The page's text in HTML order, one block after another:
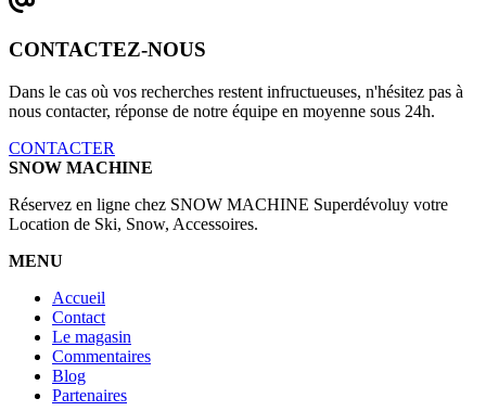
CONTACTEZ-NOUS
Dans le cas où vos recherches restent infructueuses, n'hésitez pas à
nous contacter, réponse de notre équipe en moyenne sous 24h.
CONTACTER
SNOW MACHINE
Réservez en ligne chez SNOW MACHINE Superdévoluy votre
Location de Ski, Snow, Accessoires.
MENU
Accueil
Contact
Le magasin
Commentaires
Blog
Partenaires